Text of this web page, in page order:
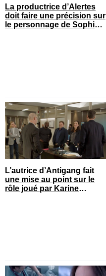
La productrice d’Alertes
doit faire une précision sur
le personnage de Sophie
L’autrice d’Antigang fait
une mise au point sur le
rôle joué par Karine